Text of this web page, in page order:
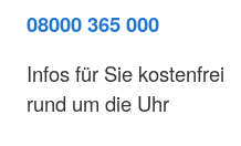
08000 365 000
Infos für Sie kostenfrei
rund um die Uhr